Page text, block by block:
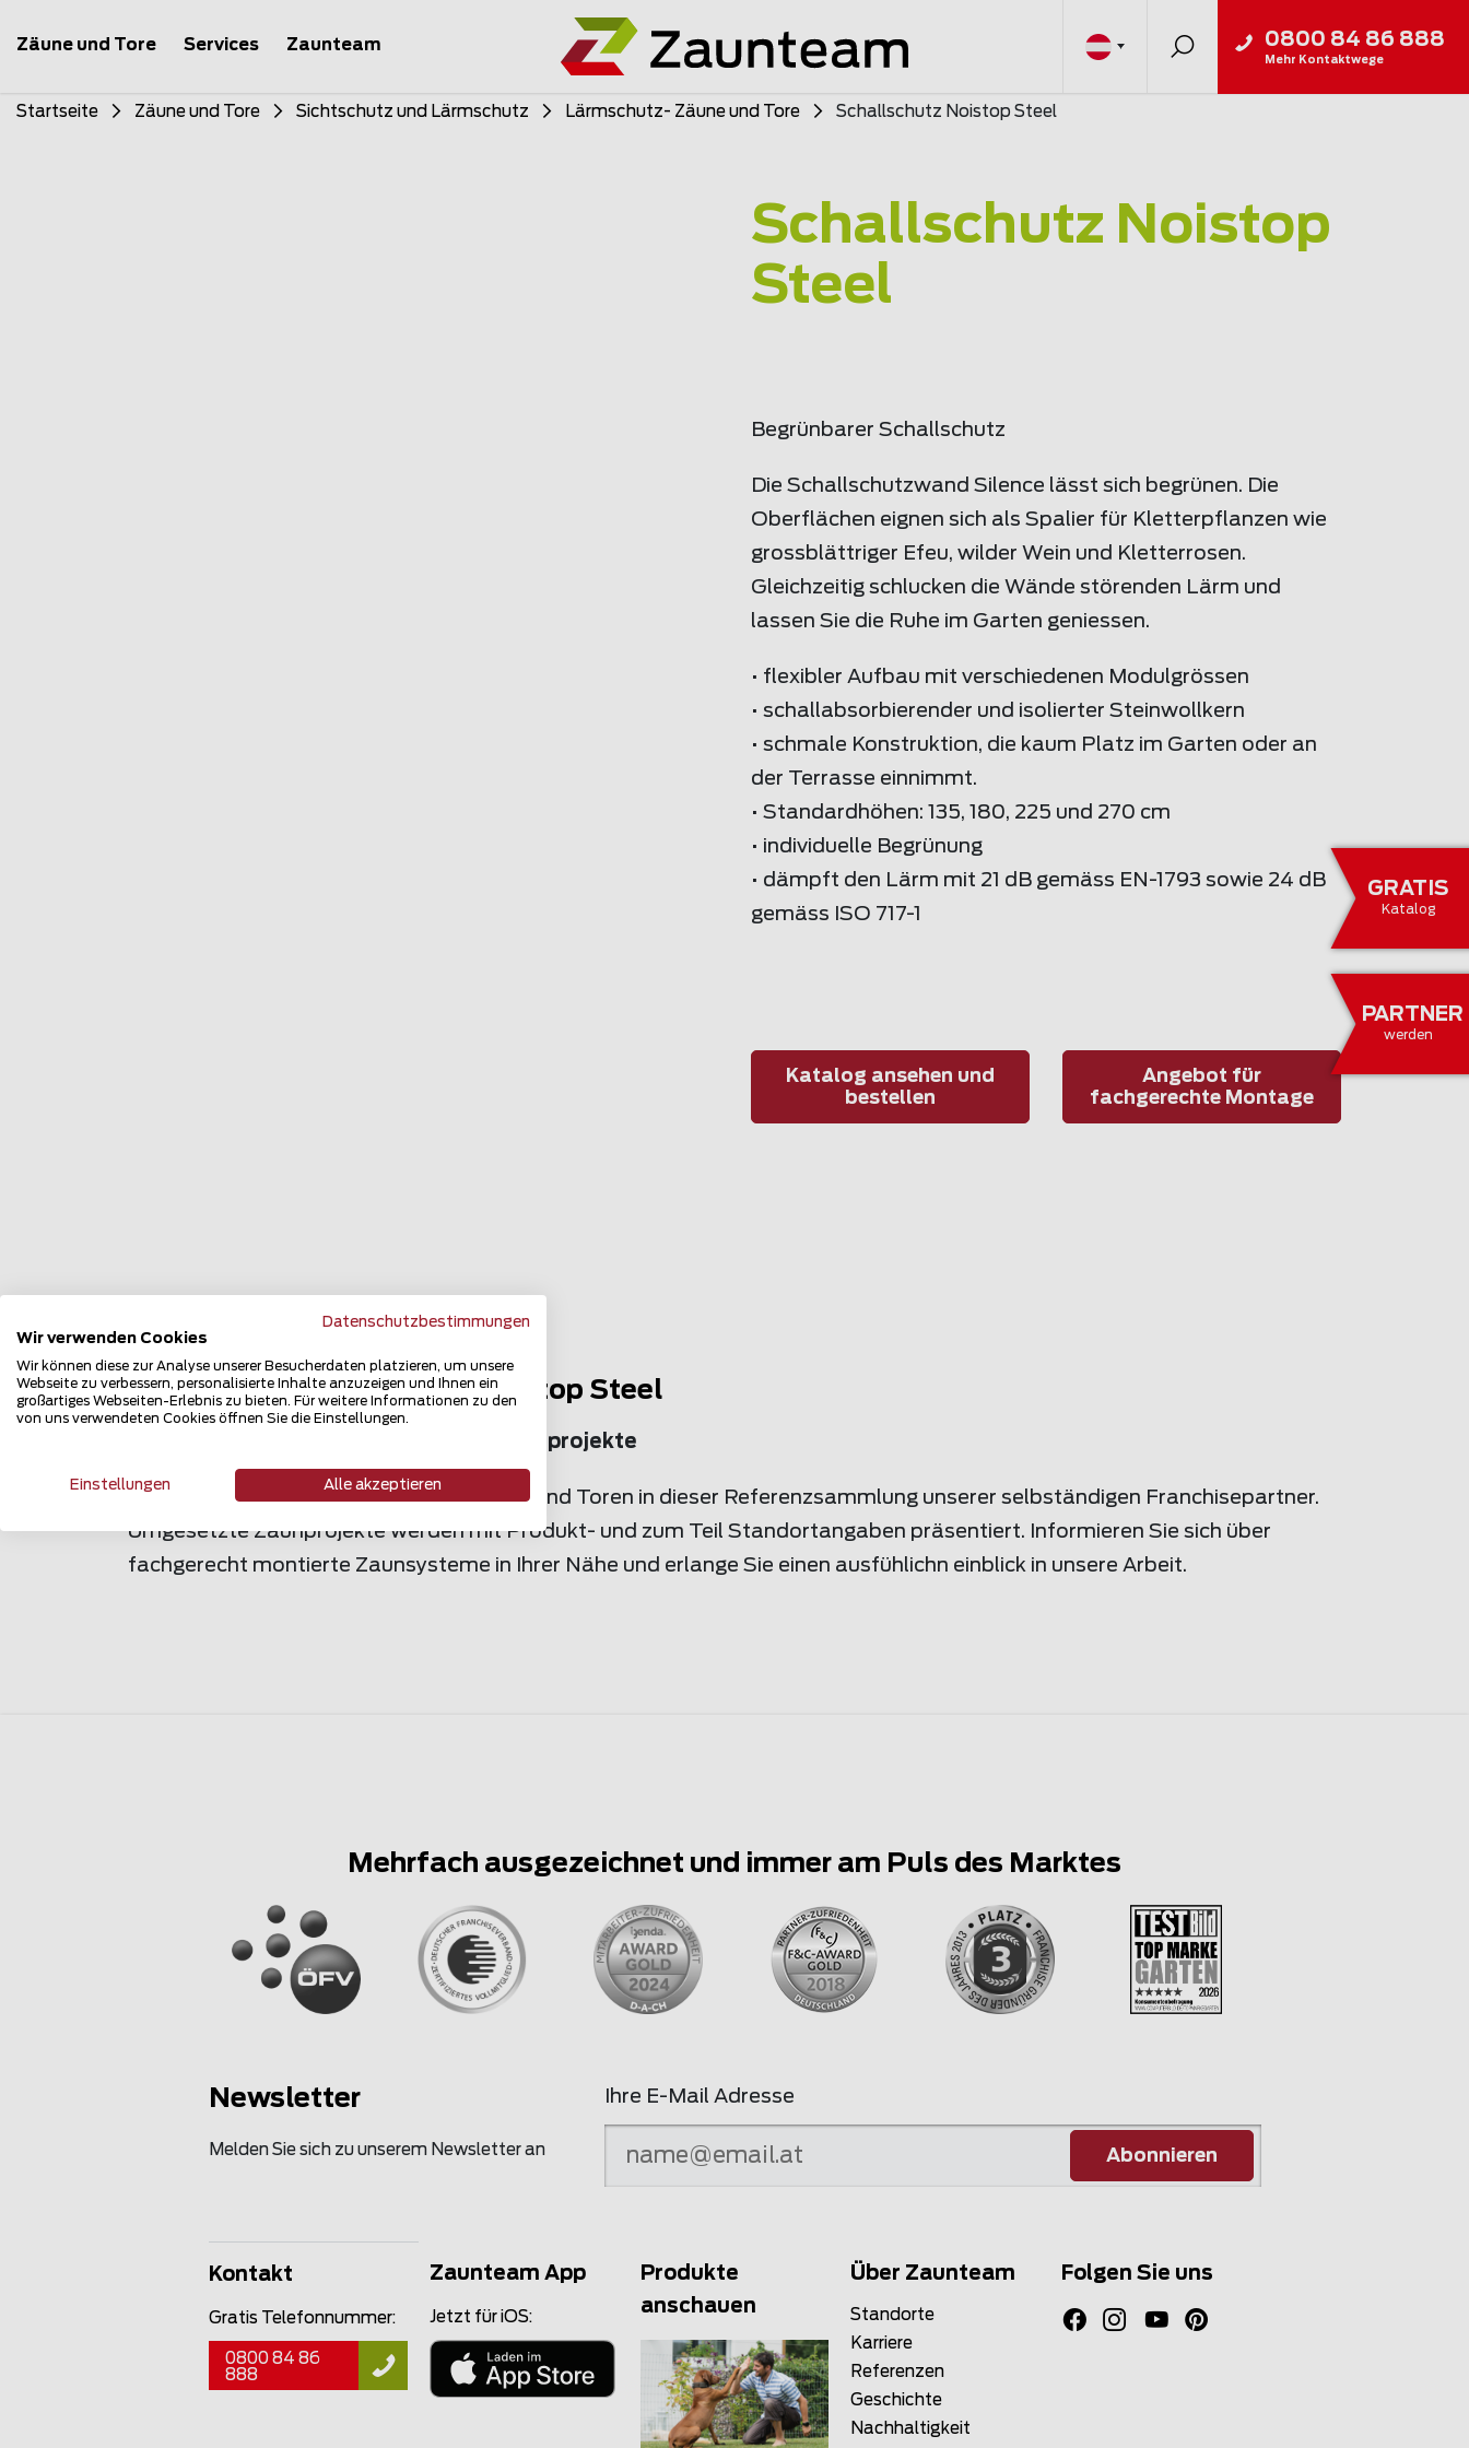
GRATIS
Katalog
PARTNER
werden
Zäune und Tore Services Zaunteam 0800 84 86 888
Mehr Kontaktwege
Startseite Zäune und Tore Sichtschutz und Lärmschutz Lärmschutz- Zäune und Tore Schallschutz Noistop Steel
Schallschutz Noistop
Steel
Begrünbarer Schallschutz
Die Schallschutzwand Silence lässt sich begrünen. Die
Oberflächen eignen sich als Spalier für Kletterpflanzen wie
grossblättriger Efeu, wilder Wein und Kletterrosen.
Gleichzeitig schlucken die Wände störenden Lärm und
lassen Sie die Ruhe im Garten geniessen.
• flexibler Aufbau mit verschiedenen Modulgrössen
• schallabsorbierender und isolierter Steinwollkern
• schmale Konstruktion, die kaum Platz im Garten oder an
der Terrasse einnimmt.
• Standardhöhen: 135, 180, 225 und 270 cm
• individuelle Begrünung
• dämpft den Lärm mit 21 dB gemäss EN-1793 sowie 24 dB
gemäss ISO 717-1
Katalog ansehen und
bestellen
Angebot für
fachgerechte Montage
Referenzen Schallschutz Noistop Steel
Tausende erfolgreich umgesetzte Zaunprojekte
Finden Sie eine grosse Vielfalt an Zäunen und Toren in dieser Referenzsammlung unserer selbständigen Franchisepartner.
Umgesetzte Zaunprojekte werden mit Produkt- und zum Teil Standortangaben präsentiert. Informieren Sie sich über
fachgerecht montierte Zaunsysteme in Ihrer Nähe und erlange Sie einen ausfühlichn einblick in unsere Arbeit.
Mehrfach ausgezeichnet und immer am Puls des Marktes
Newsletter
Melden Sie sich zu unserem Newsletter an
Ihre E-Mail Adresse
Abonnieren
Kontakt
Gratis Telefonnummer:
0800 84 86
888
Zaunteam App
Jetzt für iOS:
Produkte
anschauen
Über Zaunteam
Standorte
Karriere
Referenzen
Geschichte
Nachhaltigkeit
Folgen Sie uns
Datenschutzbestimmungen
Wir verwenden Cookies
Wir können diese zur Analyse unserer Besucherdaten platzieren, um unsere
Webseite zu verbessern, personalisierte Inhalte anzuzeigen und Ihnen ein
großartiges Webseiten-Erlebnis zu bieten. Für weitere Informationen zu den
von uns verwendeten Cookies öffnen Sie die Einstellungen.
Einstellungen Alle akzeptieren